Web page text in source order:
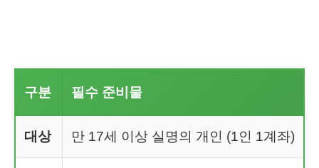
구분 필수 준비물
대상 만 17세 이상 실명의 개인 (1인 1계좌)